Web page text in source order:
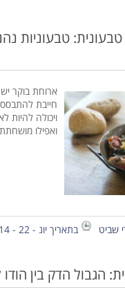
טבעוניות
ארוחת בוקר
חייבת
ויכולה להיות
ואפילו מושחתת
שביט בתאריך יונ - 22 - 2014
הגבול הדק בין